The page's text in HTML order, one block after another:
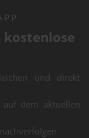
kostenlose
und direkt
auf dem aktuellen